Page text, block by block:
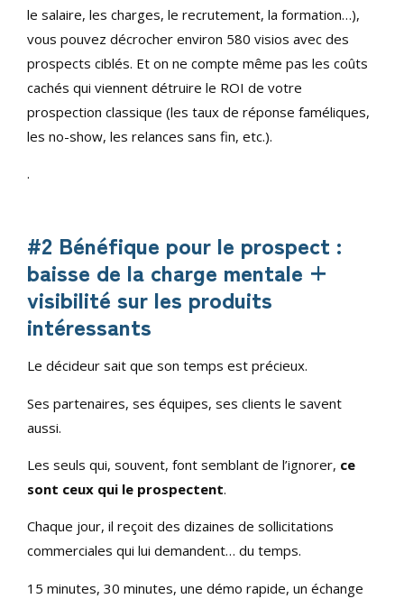
le salaire, les charges, le recrutement, la formation…),
vous pouvez décrocher environ 580 visios avec des
prospects ciblés. Et on ne compte même pas les coûts
cachés qui viennent détruire le ROI de votre
prospection classique (les taux de réponse faméliques,
les no-show, les relances sans fin, etc.).
.
#2 Bénéfique pour le prospect :
baisse de la charge mentale +
visibilité sur les produits
intéressants
Le décideur sait que son temps est précieux.
Ses partenaires, ses équipes, ses clients le savent
aussi.
Les seuls qui, souvent, font semblant de l’ignorer, ce
sont ceux qui le prospectent.
Chaque jour, il reçoit des dizaines de sollicitations
commerciales qui lui demandent… du temps.
15 minutes, 30 minutes, une démo rapide, un échange